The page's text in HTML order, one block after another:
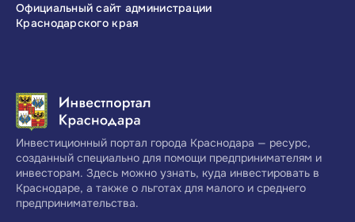
Официальный сайт администрации
Краснодарского края
Инвестиционный портал города Краснодара — ресурс,
созданный специально для помощи предпринимателям и
инвесторам. Здесь можно узнать, куда инвестировать в
Краснодаре, а также о льготах для малого и среднего
предпринимательства.